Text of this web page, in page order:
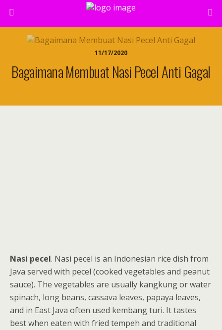
11/17/2020
Bagaimana Membuat Nasi Pecel Anti Gagal
Nasi pecel. Nasi pecel is an Indonesian rice dish from
Java served with pecel (cooked vegetables and peanut
sauce). The vegetables are usually kangkung or water
spinach, long beans, cassava leaves, papaya leaves,
and in East Java often used kembang turi. It tastes
best when eaten with fried tempeh and traditional